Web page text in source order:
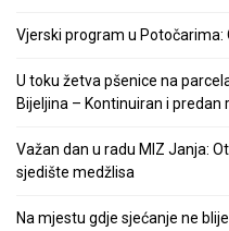
Vjerski program u
U toku žetva pšenice na
Bijeljina – Kontinuiran i predan
Važan dan u radu MIZ Janja:
sjedište medžlisa
Na mjestu gdje sjećanje ne